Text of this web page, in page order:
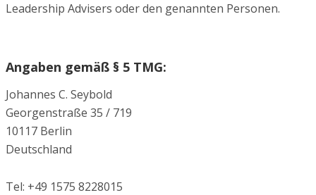
Leadership Advisers oder den genannten Personen.
Angaben gemäß § 5 TMG:
Johannes C. Seybold
Georgenstraße 35 / 719
10117 Berlin
Deutschland
Tel: +49 1575 8228015